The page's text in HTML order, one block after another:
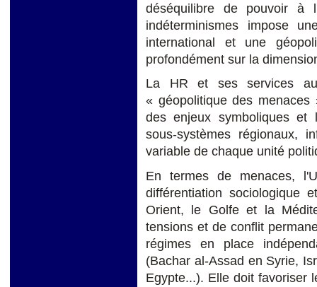
déséquilibre de pouvoir à
indéterminismes impose
international et une
profondément sur la
La HR et ses services
« géopolitique des
des enjeux symboliques et
sous-systèmes régionaux,
variable de chaque unité
En termes de menaces,
différentiation sociologique
Orient, le Golfe et la
tensions et de conflit
régimes en place
(Bachar al-Assad en Syrie,
Egypte...). Elle doit favoriser